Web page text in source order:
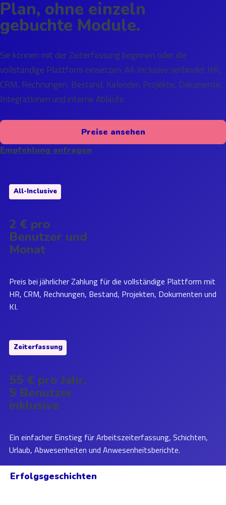
Plan, ohne einzeln
gebuchte Module.
Sie können mit der Zeiterfassung beginnen oder die
vollständige Plattform einsetzen. All-Inclusive verbindet HR,
CRM, Rechnungen, Bestand, Kalender, Projekte, Dokumente,
Integrationen und interne Abläufe.
Preise ansehen
Empfehlung anfragen
All-Inclusive
2 € pro
Benutzer und
Monat
Preis bei jährlicher Zahlung für die vollständige Plattform mit
HR, CRM, Rechnungen, Bestand, Projekten, Dokumenten und
KI.
Zeiterfassung
55 € pro Jahr,
5 Benutzer
inklusive
Ein einfacher Einstieg für Arbeitszeiterfassung, Schichten,
Urlaub, Abwesenheiten und Anwesenheitsberichte.
Erfolgsgeschichten